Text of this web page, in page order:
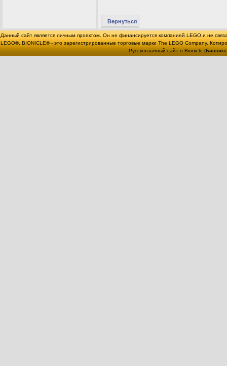
Вернуться
Данный сайт является личным проектом. Он не финансируется компанией LEGO и не
LEGO®, BIONICLE® - это зарегистрированные торговые марки The LEGO Company.
- Русскоязычный сайт о Bionicle